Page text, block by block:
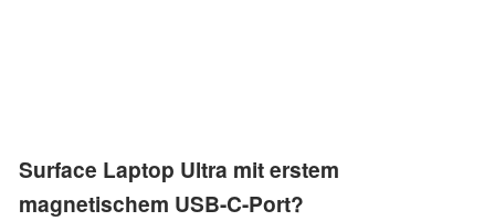
Surface Laptop Ultra mit erstem
magnetischem USB-C-Port?